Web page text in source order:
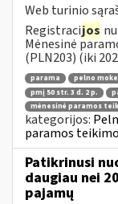
Web turinio
Registracijos
Mėnesinė
(PLN203) (iki
parama pelno
pmį 50 str. 3 d. 2 p.
mėnesinė paramos
kategorijos:
paramos
Patikrinusi
daugiau nei
pajamų